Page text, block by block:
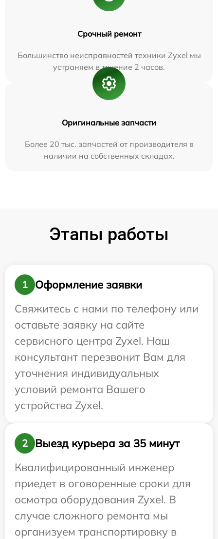
Срочный ремонт
Большинство неисправностей техники Zyxel мы
устраняем в течение 2 часов.
Оригинальные запчасти
Более 20 тыс. запчастей от производителя в
наличии на собственных складах.
Этапы работы
1
Оформление заявки
Свяжитесь с нами по телефону или
оставьте заявку на сайте
сервисного центра Zyxel. Наш
консультант перезвонит Вам для
уточнения индивидуальных
условий ремонта Вашего
устройства Zyxel.
2
Выезд курьера за 35 минут
Квалифицированный инженер
приедет в оговоренные сроки для
осмотра оборудования Zyxel. В
случае сложного ремонта мы
организуем транспортировку в